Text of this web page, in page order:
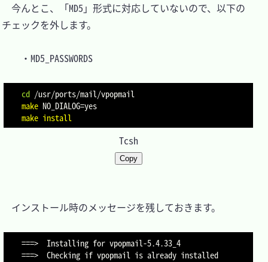
今んとこ、「MD5」形式に対応していないので、以下の
チェックを外します。
cd
make NO_DIALOG=
make install
Tcsh
Copy
インストール時のメッセージを残しておきます。
===>  Installing for vpopmail-5.4.33_4
===>  Checking if vpopmail is already installed